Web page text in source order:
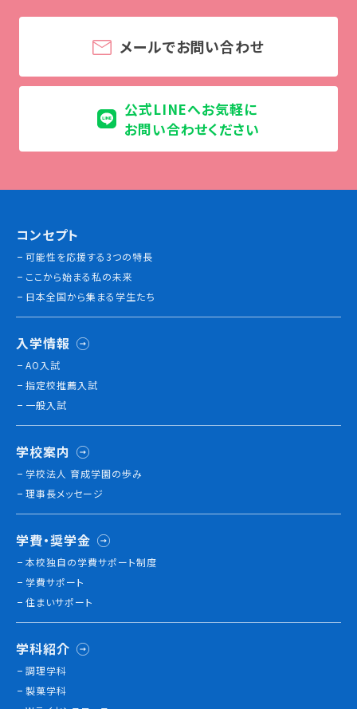
学費・奨学金
本校独自の学費サポート制度
住まいサポート
資格・就職
資格について
インターンシップ
活躍する卒業生
学校の特長
チャレンジプログラム
海外研修
施設・設備紹介
先生紹介
キャンパスライフ
学生カフェ営業インフォメーション
コックコート紹介
訪問者別
メールでお問い合わせ
公式LINEへお気軽に
お問い合わせください
コンセプト
可能性を応援する3つの特長
ここから始まる私の未来
日本全国から集まる学生たち
入学情報
AO入試
指定校推薦入試
一般入試
学校案内
学校法人 育成学園の歩み
理事長メッセージ
学費・奨学金
本校独⾃の学費サポート制度
学費サポート
住まいサポート
学科紹介
調理学科
製菓学科